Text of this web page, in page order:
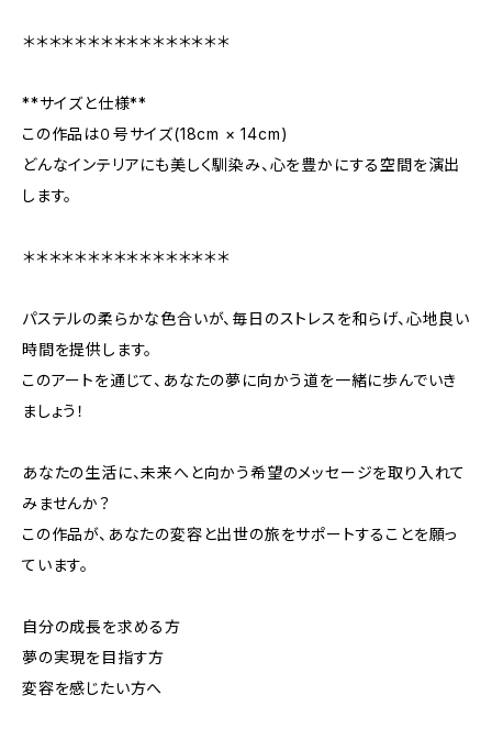
＊＊＊＊＊＊＊＊＊＊＊＊＊＊＊＊
**サイズと仕様**
この作品は０号サイズ(18cm × 14cm)
どんなインテリアにも美しく馴染み、心を豊かにする空間を演出
します。
＊＊＊＊＊＊＊＊＊＊＊＊＊＊＊＊
パステルの柔らかな色合いが、毎日のストレスを和らげ、心地良い
時間を提供します。
このアートを通じて、あなたの夢に向かう道を一緒に歩んでいき
ましょう！
あなたの生活に、未来へと向かう希望のメッセージを取り入れて
みませんか？
この作品が、あなたの変容と出世の旅をサポートすることを願っ
ています。
自分の成長を求める方
夢の実現を目指す方
変容を感じたい方へ